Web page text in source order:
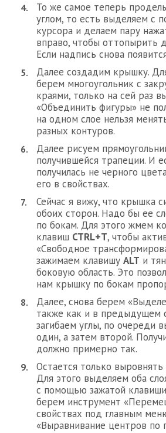
То же самое теперь
углом, то есть выделяем с
курсора и делаем пару
вправо, чтобы оттопырить
Если надпись снова
Далее создадим крышку.
берем многоугольник с
краями, только на сей раз
«Объединить фигуры» не
на одном слое нельзя
разных контуров.
Далее рисуем
получившейся трапеции. И
получилась не черного
его в свойствах.
Сейчас я вижу, что крышка
обоих сторон. Надо бы ее
по бокам. Для этого жмем
клавиш CTRL+T, чтобы
«Свободное
зажимаем клавишу ALT и
боковую область. Это
нам крышку по бокам
Далее, снова берем
также как и в предыдущем
загибаем углы, по очереди
один, а затем второй.
должно примерно так.
Остается только выровнять
Для этого выделяем оба
с помощью зажатой клавиши
берем инструмент
свойствах под главным
«Выравнивание центров по